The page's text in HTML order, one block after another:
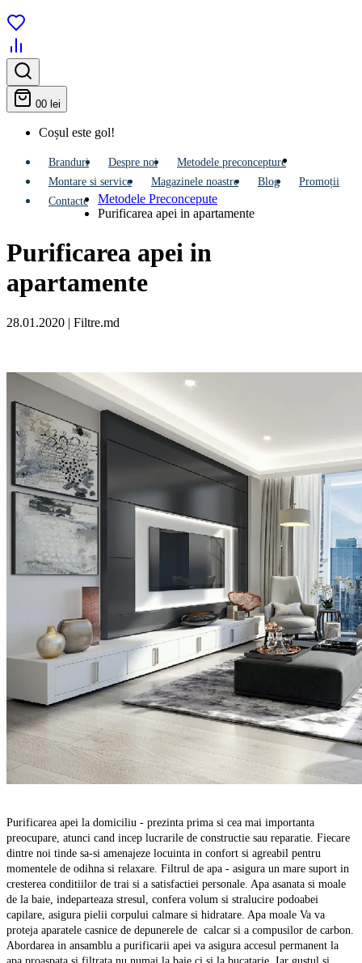
00 lei
Coșul este gol!
Branduri Despre noi
Metodele preconcepture
Montare si service
Мagazinele noastre Blog
Promoții
Contacte
Metodele Preconcepute
Purificarea apei in apartamente
Purificarea apei in
apartamente
28.01.2020 | Filtre.md
Purificarea apei la domiciliu - prezinta prima si cea mai importanta
preocupare, atunci cand incep lucrarile de constructie sau reparatie. Fiecare
dintre noi tinde sa-si amenajeze locuinta in confort si agreabil pentru
momentele de odihna si relaxare. Filtrul de apa - asigura un mare suport in
cresterea conditiilor de trai si a satisfactiei personale. Apa asanata si moale
de la baie, indeparteaza stresul, confera volum si stralucire podoabei
capilare, asigura pielii corpului calmare si hidratare. Apa moale Va va
proteja aparatele casnice de depunerele de calcar si a compusilor de carbon.
Abordarea in ansamblu a purificarii apei va asigura accesul permanent la